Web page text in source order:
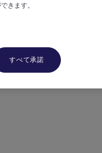
きます。
すべて承諾